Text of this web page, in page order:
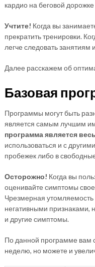
кардио на беговой
Учтите! Когда вы
прекратить тренировки.
легче следовать занятиям
Далее расскажем об
Базовая
Программы могут быть
является самым лучшим
программа является
использоваться и с
пробежек либо в
Осторожно! Когда вы
оценивайте симптомы
Чрезмерная
негативными признаками,
и другие симптомы.
По данной программе вам
неделю, но можете и